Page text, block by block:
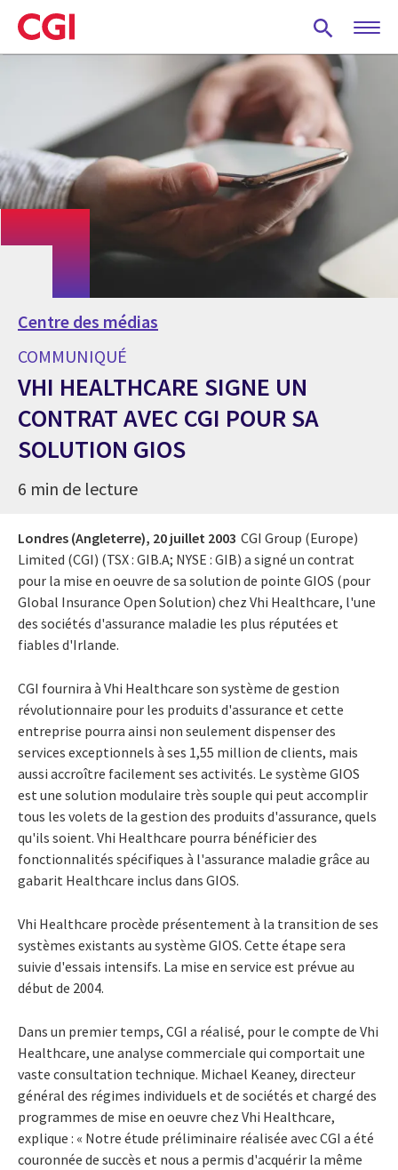
Skip
to
main
Centre des médias
COMMUNIQUÉ
VHI HEALTHCARE SIGNE UN
CONTRAT AVEC CGI POUR SA
SOLUTION GIOS
6 min de lecture
Londres (Angleterre), 20 juillet 2003 CGI Group (Europe)
Limited (CGI) (TSX : GIB.A; NYSE : GIB) a signé un contrat
pour la mise en oeuvre de sa solution de pointe GIOS (pour
Global Insurance Open Solution) chez Vhi Healthcare, l'une
des sociétés d'assurance maladie les plus réputées et
fiables d'Irlande.
CGI fournira à Vhi Healthcare son système de gestion
révolutionnaire pour les produits d'assurance et cette
entreprise pourra ainsi non seulement dispenser des
services exceptionnels à ses 1,55 million de clients, mais
aussi accroître facilement ses activités. Le système GIOS
est une solution modulaire très souple qui peut accomplir
tous les volets de la gestion des produits d'assurance, quels
qu'ils soient. Vhi Healthcare pourra bénéficier des
fonctionnalités spécifiques à l'assurance maladie grâce au
gabarit Healthcare inclus dans GIOS.
Vhi Healthcare procède présentement à la transition de ses
systèmes existants au système GIOS. Cette étape sera
suivie d'essais intensifs. La mise en service est prévue au
début de 2004.
Dans un premier temps, CGI a réalisé, pour le compte de Vhi
Healthcare, une analyse commerciale qui comportait une
vaste consultation technique. Michael Keaney, directeur
général des régimes individuels et de sociétés et chargé des
programmes de mise en oeuvre chez Vhi Healthcare,
explique : « Notre étude préliminaire réalisée avec CGI a été
couronnée de succès et nous a permis d'acquérir la même